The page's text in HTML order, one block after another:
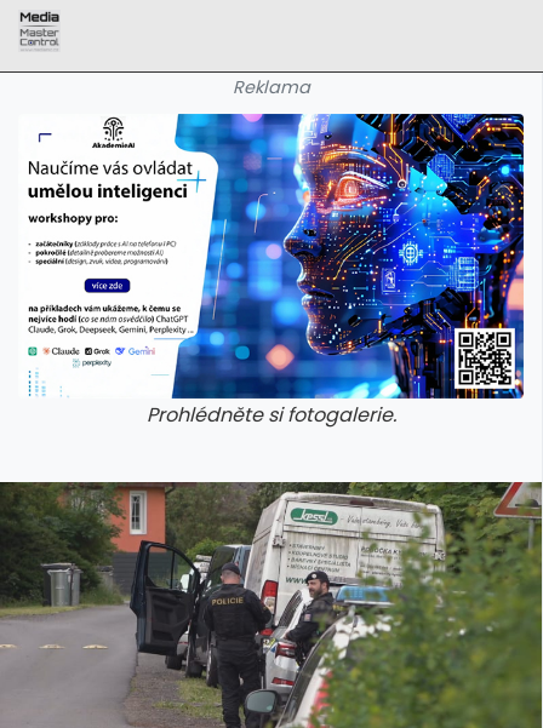
Reklama
Prohlédněte si fotogalerie.